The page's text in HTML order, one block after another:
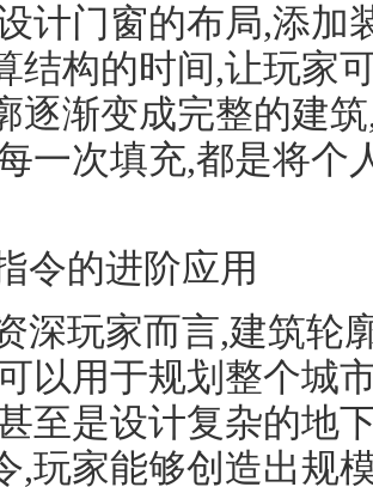
计门窗的布局,添加
结构的时间,让玩家
逐渐变成完整的建
一次填充,都是将个
令的进阶应用
深玩家而言,建筑轮
以用于规划整个城
至是设计复杂的地
,玩家能够创造出规